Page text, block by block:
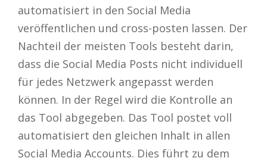
automatisiert in den Social Media
veröffentlichen und cross-posten lassen. Der
Nachteil der meisten Tools besteht darin,
dass die Social Media Posts nicht individuell
für jedes Netzwerk angepasst werden
können. In der Regel wird die Kontrolle an
das Tool abgegeben. Das Tool postet voll
automatisiert den gleichen Inhalt in allen
Social Media Accounts. Dies führt zu dem